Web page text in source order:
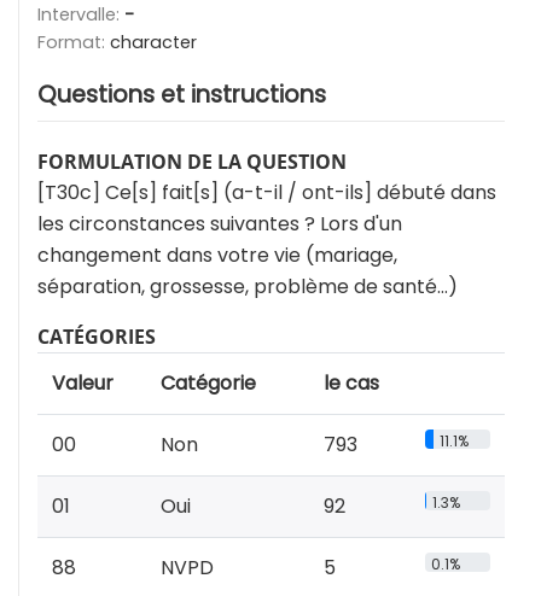
Intervalle: -
Format: character
Questions et instructions
FORMULATION DE LA QUESTION
[T30c] Ce[s] fait[s] (a-t-il / ont-ils] débuté dans
les circonstances suivantes ? Lors d'un
changement dans votre vie (mariage,
séparation, grossesse, problème de santé…)
CATÉGORIES
Valeur Catégorie le cas
00 Non 793 11.1%
01 Oui 92 1.3%
88 NVPD 5 0.1%